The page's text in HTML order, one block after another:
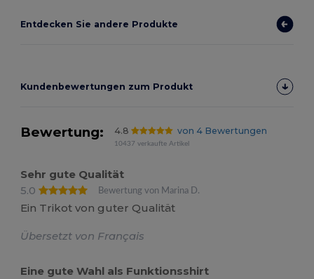
Entdecken Sie andere Produkte
Kundenbewertungen zum Produkt
Bewertung: 4.8 von 4 Bewertungen
10437 verkaufte Artikel
Sehr gute Qualität
5.0
Bewertung von Marina D.
Ein Trikot von guter Qualität
Übersetzt von Français
Eine gute Wahl als Funktionsshirt